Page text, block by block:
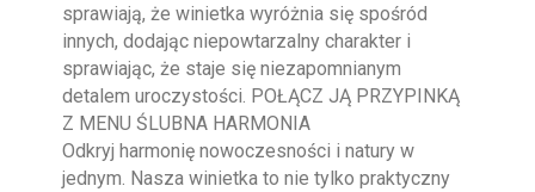
sprawiają, że winietka wyróżnia się spośród
innych, dodając niepowtarzalny charakter i
sprawiając, że staje się niezapomnianym
detalem uroczystości. POŁĄCZ JĄ PRZYPINKĄ
Z MENU ŚLUBNA HARMONIA
Odkryj harmonię nowoczesności i natury w
jednym. Nasza winietka to nie tylko praktyczny